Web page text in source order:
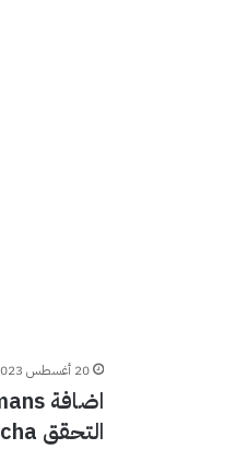
20 أغسطس 2023
التحقق Captcha كابتشا